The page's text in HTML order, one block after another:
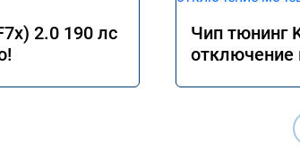
2.0 190 лс
Чип тюнинг